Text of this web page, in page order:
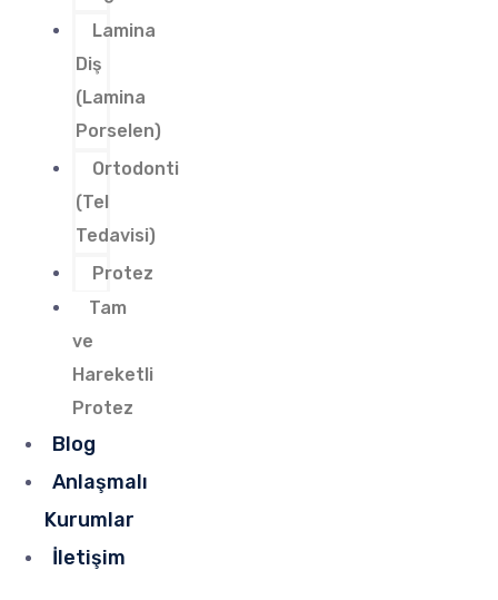
Lamina
Diş
(Lamina
Porselen)
Ortodonti
(Tel
Tedavisi)
Protez
Tam
ve
Hareketli
Protez
Blog
Anlaşmalı
Kurumlar
İletişim